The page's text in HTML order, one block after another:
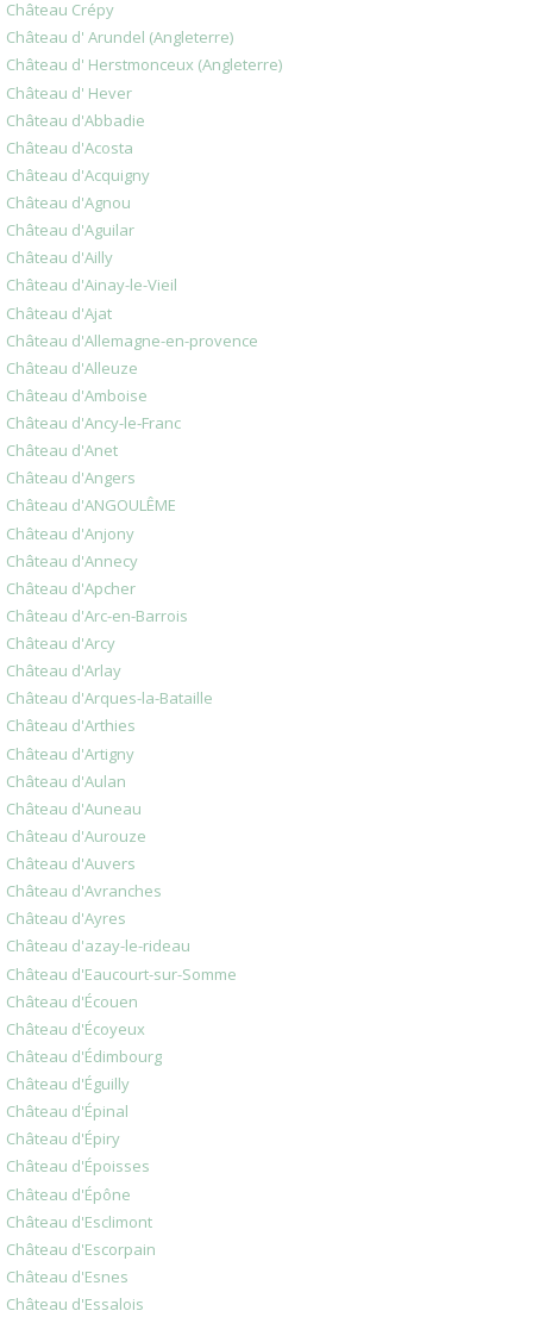
Château Crépy
Château d' Arundel (Angleterre)
Château d' Herstmonceux (Angleterre)
Château d' Hever
Château d'Abbadie
Château d'Acosta
Château d'Acquigny
Château d'Agnou
Château d'Aguilar
Château d'Ailly
Château d'Ainay-le-Vieil
Château d'Ajat
Château d'Allemagne-en-provence
Château d'Alleuze
Château d'Amboise
Château d'Ancy-le-Franc
Château d'Anet
Château d'Angers
Château d'ANGOULÊME
Château d'Anjony
Château d'Annecy
Château d'Apcher
Château d'Arc-en-Barrois
Château d'Arcy
Château d'Arlay
Château d'Arques-la-Bataille
Château d'Arthies
Château d'Artigny
Château d'Aulan
Château d'Auneau
Château d'Aurouze
Château d'Auvers
Château d'Avranches
Château d'Ayres
Château d'azay-le-rideau
Château d'Eaucourt-sur-Somme
Château d'Écouen
Château d'Écoyeux
Château d'Édimbourg
Château d'Éguilly
Château d'Épinal
Château d'Épiry
Château d'Époisses
Château d'Épône
Château d'Esclimont
Château d'Escorpain
Château d'Esnes
Château d'Essalois